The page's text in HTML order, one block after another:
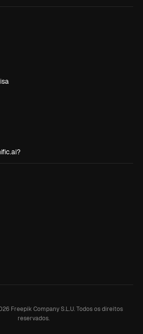
Freepik Company S.L.U. Todos os direitos
reservados.